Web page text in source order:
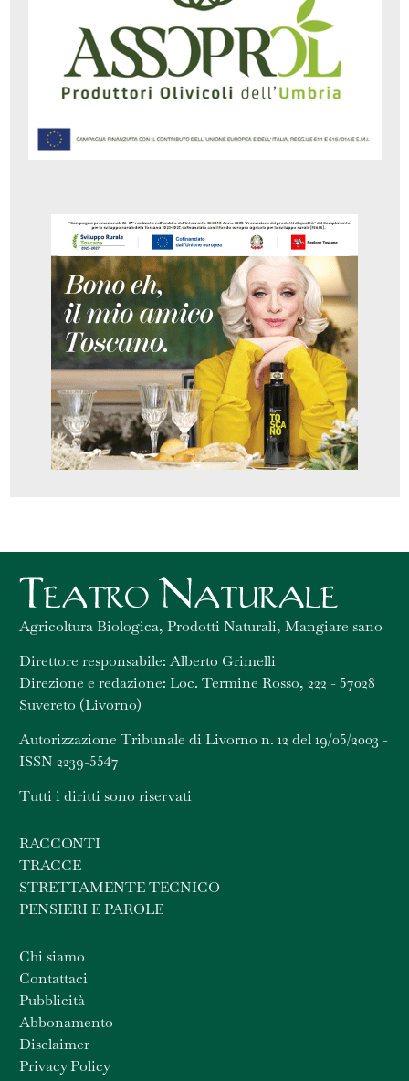
Agricoltura Biologica, Prodotti Naturali, Mangiare sano
Direttore responsabile: Alberto Grimelli
Direzione e redazione: Loc. Termine Rosso, 222 - 57028
Suvereto (Livorno)
Autorizzazione Tribunale di Livorno n. 12 del 19/05/2003 -
ISSN 2239-5547
Tutti i diritti sono riservati
RACCONTI
TRACCE
STRETTAMENTE TECNICO
PENSIERI E PAROLE
Chi siamo
Contattaci
Pubblicità
Abbonamento
Disclaimer
Privacy Policy